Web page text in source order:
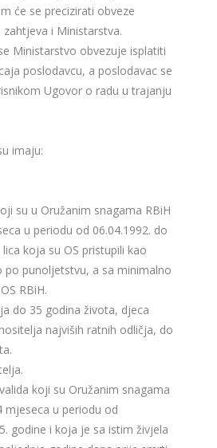
će se precizirati obveze
i Ministarstva.
Ministarstvo obvezuje isplatiti
poslodavcu, a poslodavac se
Ugovor o radu u trajanju
imaju:
su u Oružanim snagama RBiH
u periodu od 06.04.1992. do
koja su OS pristupili kao
po punoljetstvu, a sa minimalno
RBiH.
do 35 godina života, djeca
najviših ratnih odličja, do
koji su Oružanim snagama
mjeseca u periodu od
godine i koja je sa istim živjela